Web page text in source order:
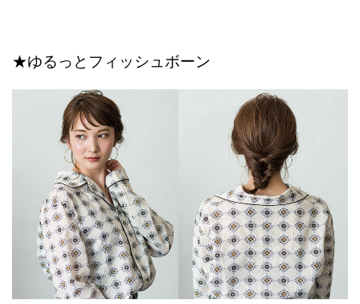
★ゆるっとフィッシュボーン